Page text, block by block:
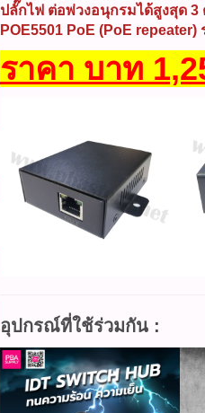
ปลั๊กไฟ ต่อพ่วงอนุกรมได้สูงสุด 3
POE5501 PoE (PoE
ราคา บาท
อุปกรณ์ที่ใช้ร่วมกัน :